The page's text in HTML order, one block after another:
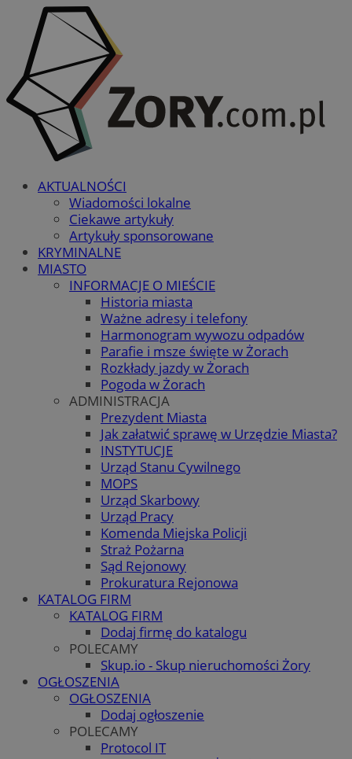
AKTUALNOŚCI
Wiadomości lokalne
Ciekawe artykuły
Artykuły sponsorowane
KRYMINALNE
MIASTO
INFORMACJE O MIEŚCIE
Historia miasta
Ważne adresy i telefony
Harmonogram wywozu odpadów
Parafie i msze święte w Żorach
Rozkłady jazdy w Żorach
Pogoda w Żorach
ADMINISTRACJA
Prezydent Miasta
Jak załatwić sprawę w Urzędzie Miasta?
INSTYTUCJE
Urząd Stanu Cywilnego
MOPS
Urząd Skarbowy
Urząd Pracy
Komenda Miejska Policji
Straż Pożarna
Sąd Rejonowy
Prokuratura Rejonowa
KATALOG FIRM
KATALOG FIRM
Dodaj firmę do katalogu
POLECAMY
Skup.io - Skup nieruchomości Żory
OGŁOSZENIA
OGŁOSZENIA
Dodaj ogłoszenie
POLECAMY
Protocol IT